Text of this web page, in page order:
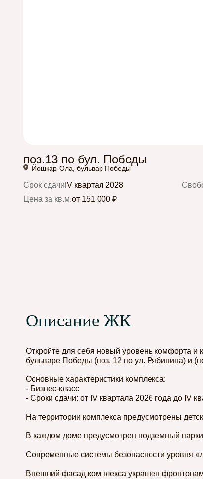
поз.13 по бул. Победы
Йошкар-Ола, бульвар Победы
Срок сдачи IV квартал 2028
Цена за кв.м.от 151 000
Описание ЖК
Откройте для себя новый уровень комфорта
бульваре Победы (поз. 12 по ул. Рябинина) и
Основные характеристики комплекса:
- Бизнес-класс
- Сроки сдачи: от IV квартала 2026 года до IV
На территории комплекса предусмотрены
В каждом доме предусмотрен подземный
Современные системы безопасности уровня
Внешний фасад комплекса украшен